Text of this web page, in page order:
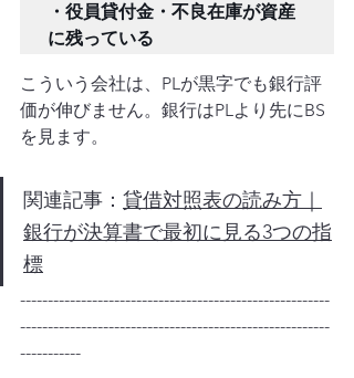
・役員貸付金・不良在庫が資産
こういう会社は、PLが黒字でも銀行評
価が伸びません。銀行はPLより先にBS
を見ます。
関連記事： 貸借対照表の読み方｜
銀行が決算書で最初に見る3つの指
標
--------------------------------------------------------
--------------------------------------------------------
-----------